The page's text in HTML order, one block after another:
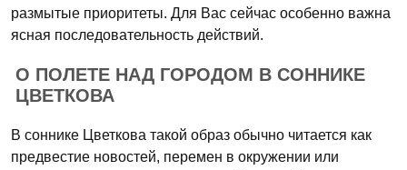
размытые приоритеты. Для Вас сейчас особенно важна
ясная последовательность действий.
О ПОЛЕТЕ НАД ГОРОДОМ В СОННИКЕ
ЦВЕТКОВА
В соннике Цветкова такой образ обычно читается как
предвестие новостей, перемен в окружении или